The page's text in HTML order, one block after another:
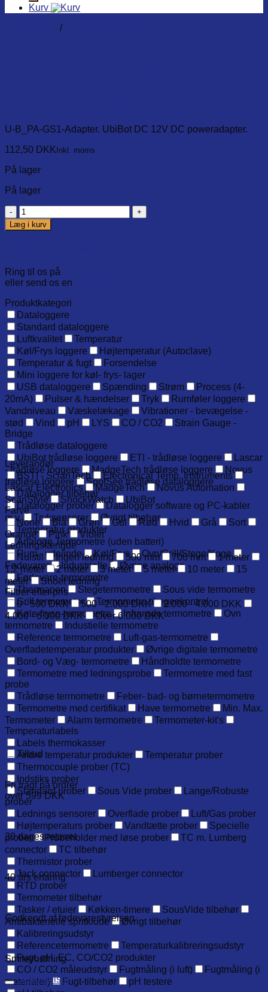
Kurv
/
U-B_PA-GS1-Adapter. UbiBot DC 12V DC poweradapter.
112,50 DKK Inkl. moms
På lager
På lager
Power
adapter
for
EU
standard
Læg i kurv
Ring til os på
eller send os en
Produktkategori
Dataloggere
Standard dataloggere
Luftkvalitet
Temperatur
Køl/Frys loggere
Højtemperatur (Autoclave)
Temperatur & fugt
Forsendelse
Mini loggere for køl- frys- lager
USB dataloggere
Spænding Strøm
Process (4-
20mA)
Pulser & hændelser Tryk
Rumføler loggere
Vandniveau
Væskelækage
Vibrationer - bevægelse -
stød
Vind pH LYS CO / CO2
Strain Gauge -
Bridge
Trådløse dataloggere
UbiBot trådløse loggere
ETI - trådløse loggere
Lascar
- trådløse loggere
MadgeTech trådløse loggere
Novus
trådløse loggere
SpotSee trådløse dataloggere
Datalogger tilbehør
Datalogger prober
Datalogger software og PC-kabler
m.v.
Tryksensorer
Øvrigt tilbehør
Temperatur produkter
Analoge Termometre (uden batteri)
Rum - ude/inde
Køl/Frys
Ovn/Grill/Stege/Koge
Fødevarer
Industrielle
Øvrige analoge
Fødevare-termometre
Thermapen
Stegetermometre
Sous vide termometre
Grill termometer
Termometre til egenkontrol
Køle-fryse-termometre
Infrarøde termometre
Ovn
termometre
Industielle termometre
Reference termometre
Luft-gas-termometre
Overfladetemperatur produkter
Øvrige digitale termometre
Bord- og Væg- termometre
Håndholdte termometre
Termometre med ledningsprobe
Termometre med fast
probe
Trådløse termometre
Feber- bad- og børnetermometre
Termometre med certifikat
Have termometre
Min. Max.
Termometer
Alarm termometre
Termometer-kit's
Temperaturlabels
Labels thermokasser
Andre temperatur produkter
Temperatur prober
Thermocouple prober (TC)
Indstiks prober
Standard prober
Sous Vide prober
Lange/Robuste
prober
Lednings sensorer
Overflade prober
Luft/Gas prober
Højtemperaturs prober
Vandtætte prober
Specielle
prober
Probeholder med løse prober
TC m. Lumberg
connector
TC tilbehør
Thermistor prober
Jack connector
Lumberger connector
RTD prober
Termometer tilbehør
Tasker / etuier
Køkken-timere
SousVide tilbehør
Antibakterielle spritklude
Øvrigt tilbehør
Kalibreringsudstyr
Referencetermometre
Temperaturkalibreringsudstyr
Fugt, pH, EC, CO/CO2 produkter
CO / CO2 måleudstyr
Fugtmåling (i luft)
Fugtmåling (i
materialer)
Fugt-tilbehør
pH testere
Leverandør
BSTI - ScianTech
Electronical Temp. Instruments
Lascar Electronics
MadgeTech
Novus Automation
ScanStyle
ShockWatch
UbiBot
Farve
None
Blå Grøn Gul Rød Hvid Grå
Sort
Orange
Pink
Violet
Ledningslængde
Nulstil
Ingen ledning 500 mm 700 mm
1 meter
1,2 meter
2 meter 3 meter 5 meter 10 meter
15
meter
Snoet ledning
Filtrer efter pris
0 - 500 DKK
500 - 2.000 DKK
2.000 - 4.000 DKK
4.000 - 6.000 DKK
Over 6.000 DKK
Tilbud
Fri fragt på ordrer
over 599 DKK
30 dages returret
40 års erfaring
Godkendt af fødevarestyrelsen
Smileyordning
Beskrivelse